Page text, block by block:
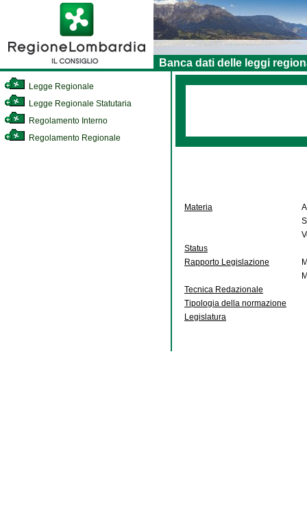
Banca dati delle leggi
Legge Regionale
Legge Regionale Statutaria
Regolamento Interno
Regolamento Regionale
Materia
Status
Rapporto Legislazione
Tecnica Redazionale
Tipologia della normazione
Legislatura